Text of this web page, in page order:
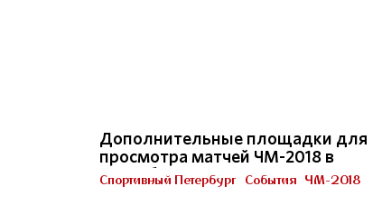
Дополнительные площадки для
просмотра матчей ЧМ-2018 в
Петербурге
Спортивный Петербург События ЧМ-2018